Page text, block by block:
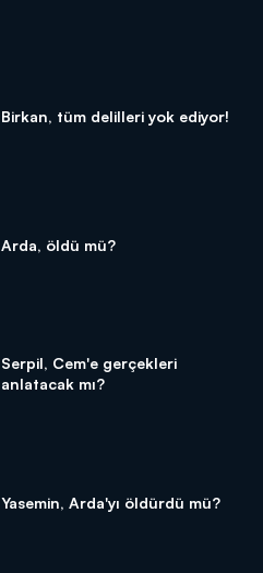
Birkan, tüm delilleri yok ediyor!
Arda, öldü mü?
Serpil, Cem'e gerçekleri
anlatacak mı?
Yasemin, Arda'yı öldürdü mü?